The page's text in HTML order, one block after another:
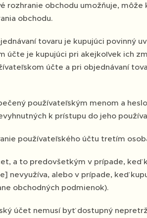
rozhranie obchodu umožňuje,
obchodu.
tovaru je kupujúci povinný
účte je kupujúci pri akejkoľvek ich
účte a pri objednávaní
používateľským menom a
k prístupu do jeho
používateľského účtu tretím
a to predovšetkým v prípade, keď
nevyužíva, alebo v prípade, keď
obchodných podmienok).
účet nemusí byť dostupný